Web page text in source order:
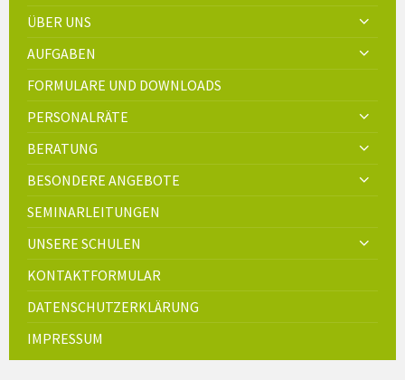
ÜBER UNS
AUFGABEN
FORMULARE UND DOWNLOADS
PERSONALRÄTE
BERATUNG
BESONDERE ANGEBOTE
SEMINARLEITUNGEN
UNSERE SCHULEN
KONTAKTFORMULAR
DATENSCHUTZERKLÄRUNG
IMPRESSUM